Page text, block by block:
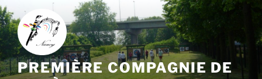
Aller
au
contenu
principal
PREMIÈRE COMPAGNIE DE